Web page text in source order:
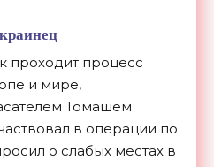
проходит процесс
и мире,
Томашем
в операции по
о слабых местах в